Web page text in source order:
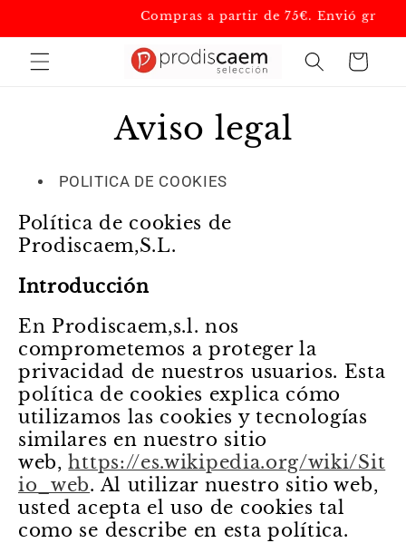
al contenido
Compras a partir de 75€. Envió gratis
Carrito
Aviso legal
POLITICA DE COOKIES
Política de cookies de
Prodiscaem,S.L.
Introducción
En Prodiscaem,s.l. nos
comprometemos a proteger la
privacidad de nuestros usuarios. Esta
política de cookies explica cómo
utilizamos las cookies y tecnologías
similares en nuestro sitio
web, https://es.wikipedia.org/wiki/Sit
io_web. Al utilizar nuestro sitio web,
usted acepta el uso de cookies tal
como se describe en esta política.